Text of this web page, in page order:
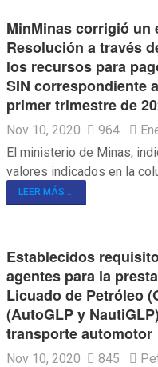
MinMinas corrigió un
Resolución a través
los recursos para
SIN correspondiente
primer trimestre de
Nov 10, 2020 964
El ministerio de Minas,
valores indicados en la
LEER MÁS ...
Establecidos
agentes para la
Licuado de Petróleo
(AutoGLP y
transporte automotor
Nov 10, 2020 845